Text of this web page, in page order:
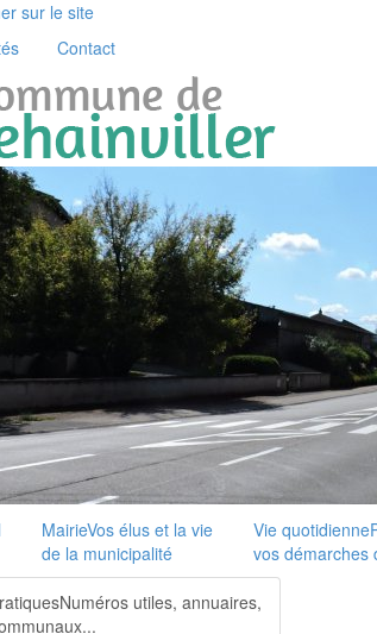
sur le site
Contact
MairieVos élus et la vie
de la municipalité
Vie quotidienne
vos démarches
Numéros utiles, annuaires,